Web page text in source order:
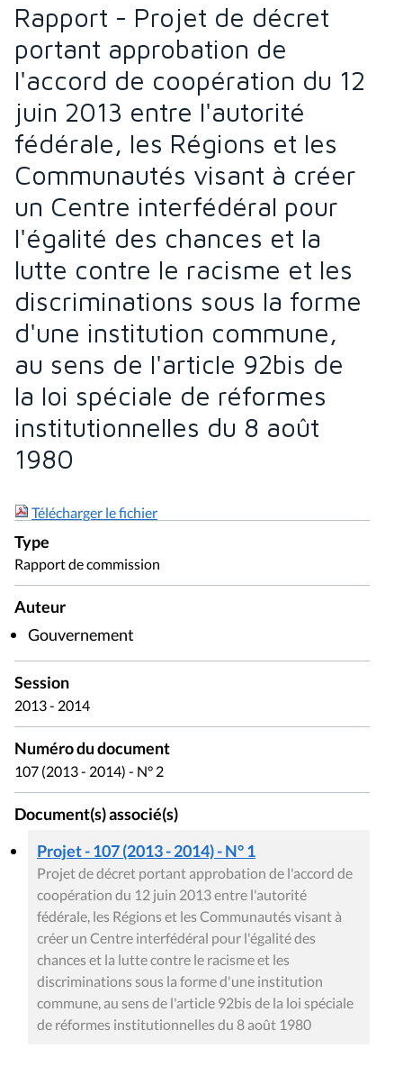
Rapport - Projet de décret
portant approbation de
l'accord de coopération du 12
juin 2013 entre l'autorité
fédérale, les Régions et les
Communautés visant à créer
un Centre interfédéral pour
l'égalité des chances et la
lutte contre le racisme et les
discriminations sous la forme
d'une institution commune,
au sens de l'article 92bis de
la loi spéciale de réformes
institutionnelles du 8 août
1980
Télécharger le fichier
Type
Rapport de commission
Auteur
Gouvernement
Session
2013 - 2014
Numéro du document
107 (2013 - 2014) - N° 2
Document(s) associé(s)
Projet - 107 (2013 - 2014) - N° 1
Projet de décret portant approbation de l'accord de
coopération du 12 juin 2013 entre l'autorité
fédérale, les Régions et les Communautés visant à
créer un Centre interfédéral pour l'égalité des
chances et la lutte contre le racisme et les
discriminations sous la forme d'une institution
commune, au sens de l'article 92bis de la loi spéciale
de réformes institutionnelles du 8 août 1980